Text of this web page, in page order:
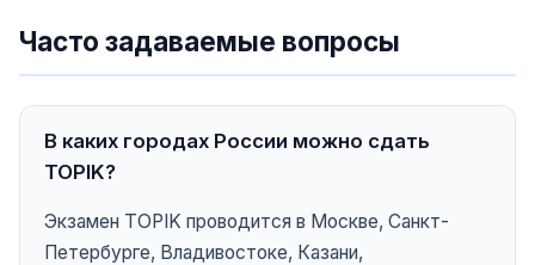
Часто задаваемые вопросы
В каких городах России можно сдать
TOPIK?
Экзамен TOPIK проводится в Москве, Санкт-
Петербурге, Владивостоке, Казани,